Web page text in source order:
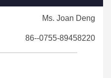
Ms. Joan Deng
86--0755-89458220